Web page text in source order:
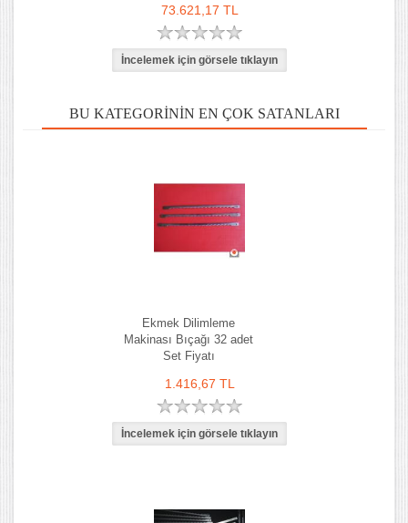
73.621,17 TL
BU KATEGORININ EN ÇOK SATANLARI
Ekmek Dilimleme
Makinası Bıçağı 32 adet
Set Fiyatı
1.416,67 TL